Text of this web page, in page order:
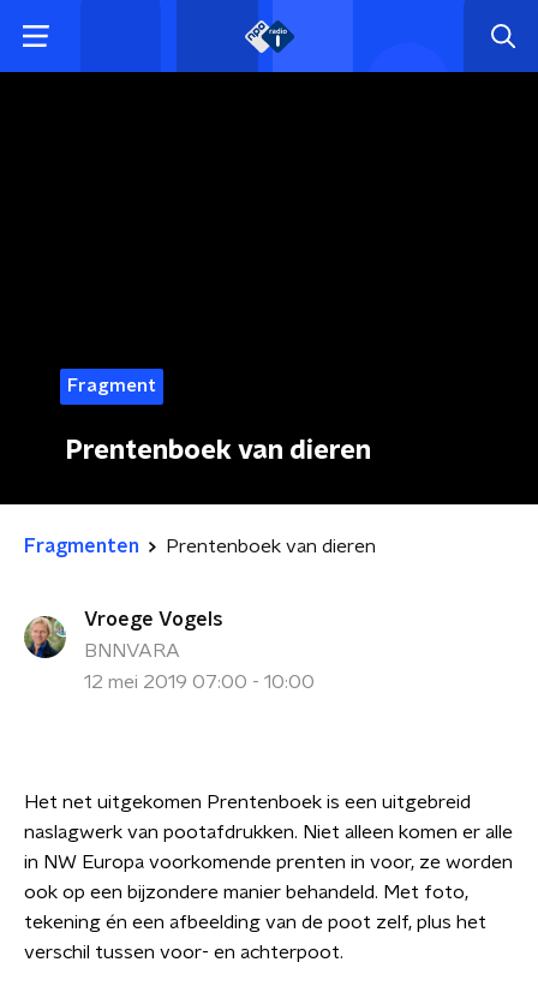
Fragment
Prentenboek van dieren
Fragmenten Prentenboek van dieren
Vroege Vogels
BNNVARA
12 mei 2019 07:00 - 10:00
Het net uitgekomen Prentenboek is een uitgebreid
naslagwerk van pootafdrukken. Niet alleen komen er alle
in NW Europa voorkomende prenten in voor, ze worden
ook op een bijzondere manier behandeld. Met foto,
tekening én een afbeelding van de poot zelf, plus het
verschil tussen voor- en achterpoot.